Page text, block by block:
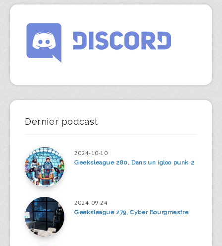
Dernier podcast
2024-10-10
Geeksleague 280, Dans un igloo punk 2
2024-09-24
Geeksleague 279, Cyber Bourgmestre